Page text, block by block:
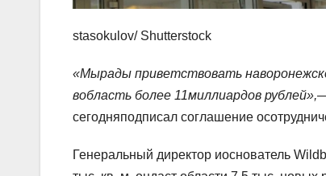
stasokulov/ Shutterstock
«Мырады приветствовать
вобласть более 11миллиардов
сегодняподписал соглашение
Генеральный директор иоснователь